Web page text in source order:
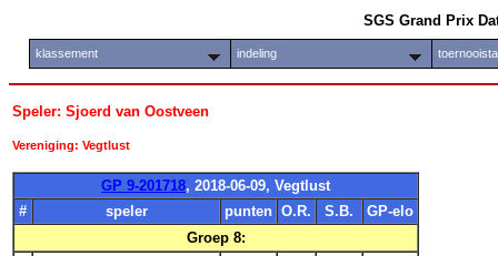
SGS Grand Prix
klassement indeling
Speler: Sjoerd van Oostveen
Vereniging: Vegtlust
GP 9-201718, 2018-06-09, Vegtlust
#
speler punten O.R. S.B.
GP-elo
Groep 8: